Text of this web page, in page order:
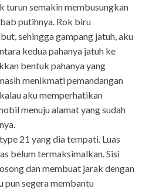
turun semakin membusungkan
putihnya. Rok biru
sehingga gampang jatuh, aku
kedua pahanya jatuh ke
bentuk pahanya yang
menikmati pemandangan
aku memperhatikan
menuju alamat yang sudah
21 yang dia tempati. Luas
belum termaksimalkan. Sisi
dan membuat jarak dengan
pun segera membantu